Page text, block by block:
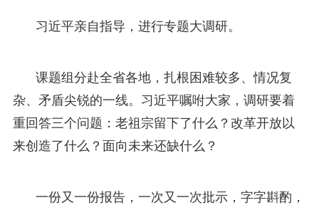
习近平亲自指导，进行专题大调研。
课题组分赴全省各地，扎根困难较多、情况复
杂、矛盾尖锐的一线。习近平嘱咐大家，调研要着
重回答三个问题：老祖宗留下了什么？改革开放以
来创造了什么？面向未来还缺什么？
一份又一份报告，一次又一次批示，字字斟酌，